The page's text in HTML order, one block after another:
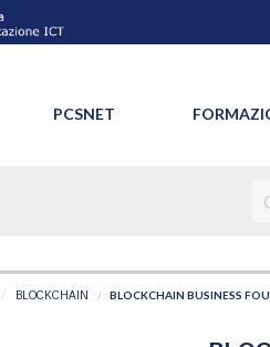
PCSNET
BLOCKCHAIN BLOCKCHAIN BUSINESS